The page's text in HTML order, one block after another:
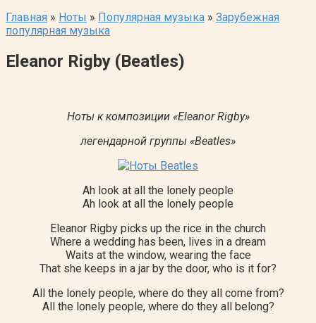
Главная » Ноты » Популярная музыка » Зарубежная
популярная музыка
Eleanor Rigby (Beatles)
Ноты к композиции «Eleanor Rigby»
легендарной группы «Beatles»
Ah look at all the lonely people
Ah look at all the lonely people
Eleanor Rigby picks up the rice in the church
Where a wedding has been, lives in a dream
Waits at the window, wearing the face
That she keeps in a jar by the door, who is it for?
All the lonely people, where do they all come from?
All the lonely people, where do they all belong?